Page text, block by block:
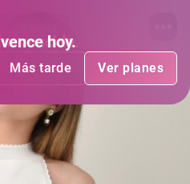
ha vencido.
Más tarde Ver planes
vence hoy.
Más tarde Ver planes